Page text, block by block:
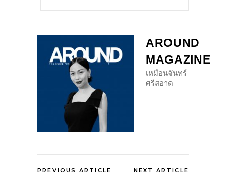
AROUND
MAGAZINE
เหมือนจันทร์
ศรีสอาด
PREVIOUS ARTICLE NEXT ARTICLE